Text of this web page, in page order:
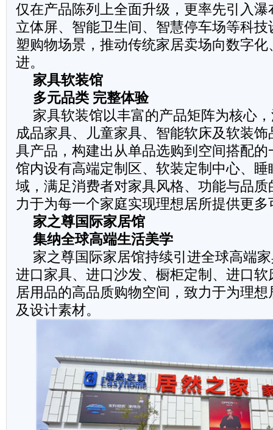
仅在产品陈列上全面升级，更率先引入
立体屏、智能卫生间、智慧停车场等科
塑购物场景，推动传统家居卖场向数字
进。
家具软装馆
多元品类 完整体验
家具软装馆以丰富的产品矩阵为核心
成品家具、儿童家具、智能软床及软装
具产品，构建出从单品选购到空间搭配
馆内设有高端定制区、软装定制中心、
域，满足消费者对家具风格、功能与品
力于为每一个家庭实现理想居所提供更多
家之尊国际家居馆
集纳全球高端生活美学
家之尊国际家居馆持续引进全球高端
进口家具、进口沙发、橱柜定制、进口
居用品的高品质购物空间，致力于为理
及设计素材。